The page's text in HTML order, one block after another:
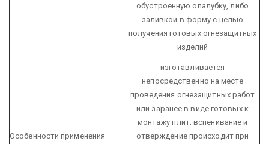
обустроенную опалубку, либо
заливкой в форму с целью
получения готовых огнезащитных
изделий
Особенности применения
изготавливается
непосредственно на месте
проведения огнезащитных работ
или заранее в виде готовых к
монтажу плит; вспенивание и
отверждение происходит при